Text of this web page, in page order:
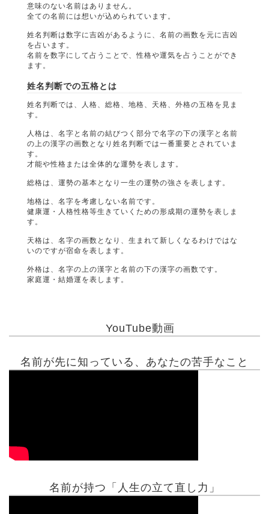
意味のない名前はありません。
全ての名前には想いが込められています。
姓名判断は数字に吉凶があるように、名前の画数を元に吉凶
を占います。
名前を数字にして占うことで、性格や運気を占うことができ
ます。
姓名判断での五格とは
姓名判断では、人格、総格、地格、天格、外格の五格を見ま
す。
人格は、名字と名前の結びつく部分で名字の下の漢字と名前
の上の漢字の画数となり姓名判断では一番重要とされていま
す。
才能や性格または全体的な運勢を表します。
総格は、運勢の基本となり一生の運勢の強さを表します。
地格は、名字を考慮しない名前です。
健康運・人格性格等生きていくための形成期の運勢を表しま
す。
天格は、名字の画数となり、生まれて新しくなるわけではな
いのですが宿命を表します。
外格は、名字の上の漢字と名前の下の漢字の画数です。
家庭運・結婚運を表します。
YouTube動画
名前が先に知っている、あなたの苦手なこと
名前が持つ「人生の立て直し力」